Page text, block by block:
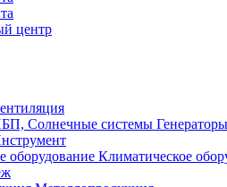
центр
Климатическое